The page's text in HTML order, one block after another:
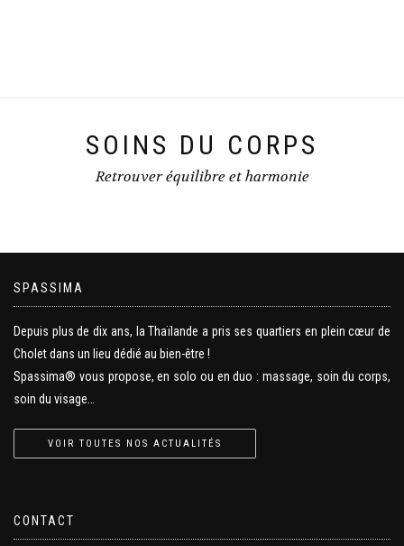
SOINS DU CORPS
Retrouver équilibre et harmonie
SPASSIMA
Depuis plus de dix ans, la Thaïlande a pris ses quartiers en plein cœur de
Cholet dans un lieu dédié au bien-être !
Spassima® vous propose, en solo ou en duo : massage, soin du corps,
soin du visage…
VOIR TOUTES NOS ACTUALITÉS
CONTACT